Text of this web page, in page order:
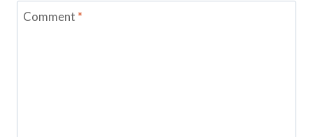
Comment *